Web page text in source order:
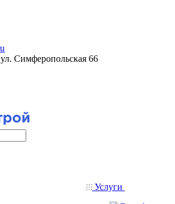
Симферопольская 66
Услуги